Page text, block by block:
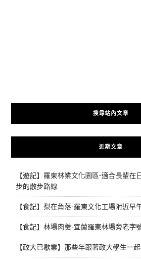
搜尋站內文章
近期文章
【遊記】羅東林業文化園區-適合長輩在
步的散步路線
【食記】梨在角落-羅東文化工場附近早
【食記】林場肉羹-宜蘭羅東林場旁老字
【政大已歇業】那些年跟著政大學生一